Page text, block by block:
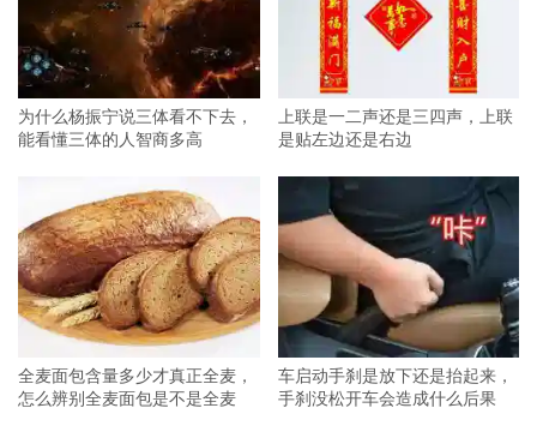
为什么杨振宁说三体看不下去，
能看懂三体的人智商多高
上联是一二声还是三四声，上联
是贴左边还是右边
全麦面包含量多少才真正全麦，
怎么辨别全麦面包是不是全麦
车启动手刹是放下还是抬起来，
手刹没松开车会造成什么后果